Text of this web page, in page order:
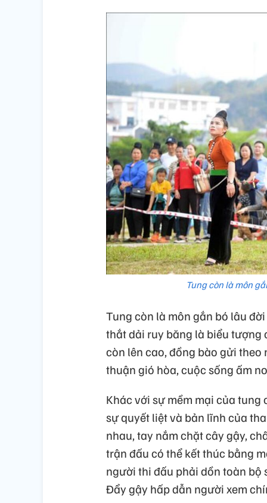
Tung còn là môn
Tung còn là môn gắn bó lâu
thắt dải ruy băng là biểu tượng
còn lên cao, đồng bào gửi
thuận gió hòa, cuộc sống ấm
Khác với sự mềm mại của tung
sự quyết liệt và bản lĩnh của
nhau, tay nắm chặt cây gậy,
trận đấu có thể kết thúc bằng
người thi đấu phải dồn toàn bộ
Đẩy gậy hấp dẫn người xem